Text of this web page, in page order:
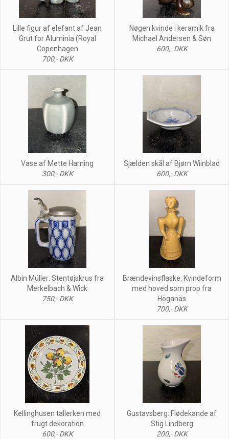
Lille figur af elefant af Jean
Grut for Aluminia (Royal
Copenhagen
700,- DKK
Nøgen kvinde i keramik fra
Michael Andersen & Søn
600,- DKK
Vase af Mette Harning
300,- DKK
Sjælden skål af Bjørn Wiinblad
600,- DKK
Albin Müller: Stentøjskrus fra
Merkelbach & Wick
750,- DKK
Brændevinsflaske: Kvindeform
med hoved som prop fra
Höganäs
700,- DKK
Kellinghusen tallerken med
frugt dekoration
600,- DKK
Gustavsberg: Flødekande af
Stig Lindberg
200,- DKK